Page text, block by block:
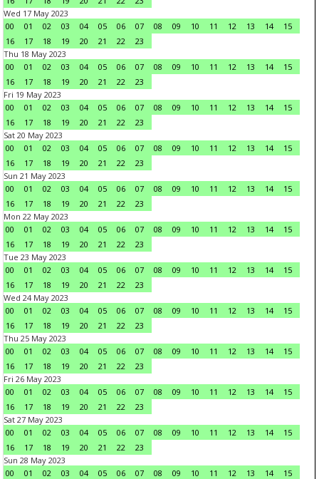
Wed 17 May 2023
00
01 02 03 04 05 06 07 08 09 10 11 12 13 14
15
16
17 18 19 20 21 22
23
Thu 18 May 2023
00
01 02 03 04 05 06 07 08 09 10 11 12 13 14
15
16
17 18 19 20 21 22
23
Fri 19 May 2023
00
01 02 03 04 05 06 07 08 09 10 11 12 13 14
15
16
17 18 19 20 21 22
23
Sat 20 May 2023
00
01 02 03 04 05 06 07 08 09 10 11 12 13 14
15
16
17 18 19 20 21 22
23
Sun 21 May 2023
00
01 02 03 04 05 06 07 08 09 10 11 12 13 14
15
16
17 18 19 20 21 22
23
Mon 22 May 2023
00
01 02 03 04 05 06 07 08 09 10 11 12 13 14
15
16
17 18 19 20 21 22
23
Tue 23 May 2023
00
01 02 03 04 05 06 07 08 09 10 11 12 13 14
15
16
17 18 19 20 21 22
23
Wed 24 May 2023
00
01 02 03 04 05 06 07 08 09 10 11 12 13 14
15
16
17 18 19 20 21 22
23
Thu 25 May 2023
00
01 02 03 04 05 06 07 08 09 10 11 12 13 14
15
16
17 18 19 20 21 22
23
Fri 26 May 2023
00
01 02 03 04 05 06 07 08 09 10 11 12 13 14
15
16
17 18 19 20 21 22
23
Sat 27 May 2023
00
01 02 03 04 05 06 07 08 09 10 11 12 13 14
15
16
17 18 19 20 21 22
23
Sun 28 May 2023
00
01 02 03 04 05 06 07 08 09 10 11 12 13 14
15